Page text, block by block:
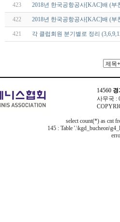
423 2018년 한국공항공사[KAC]배 (
422 2018년 한국공항공사[KAC]배 (
421 각 클럽회원 분기별로 정리
14560 경
사무국 :
select count(*) as cnt
145 : Table